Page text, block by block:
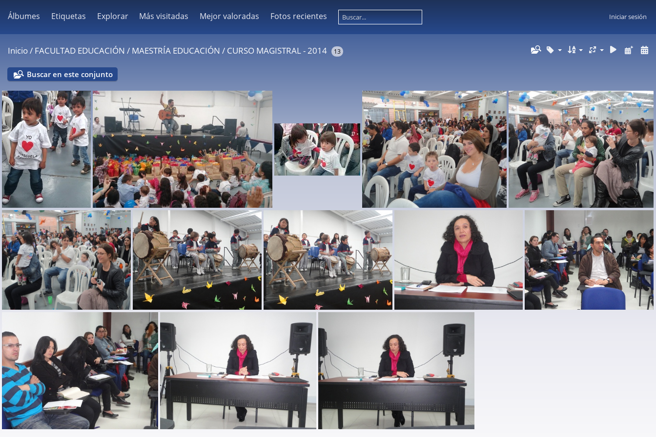
Álbumes Etiquetas Explorar Más visitadas Mejor valoradas Fotos recientes Iniciar sesión
Inicio/ FACULTAD EDUCACIÓN / MAESTRÍA EDUCACIÓN / CURSO MAGISTRAL - 2014 13
Buscar en este conjunto
escuela maternal 2014 (6) escuela maternal 2014 (7) escuela maternal 2014 (8) escuela maternal 2014 (5) escuela maternal 2014 (4)
escuela maternal 2014 (3) escuela maternal 2014 (2) escuela maternal 2014 (1) curso magistral 2014 (4)